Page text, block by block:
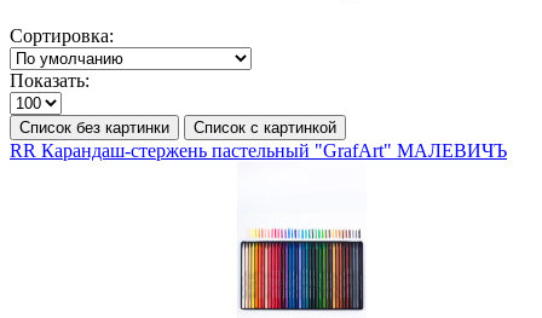
Сортировка:
Показать:
Список без картинки Список с картинкой
RR Карандаш-стержень пастельный "GrafArt" МАЛЕВИЧЪ